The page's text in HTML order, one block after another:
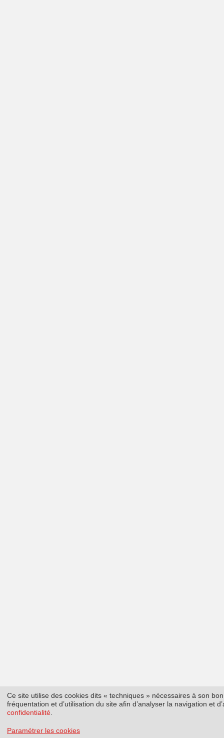
Ce site utilise des cookies dits « techniques » nécessaires à son
fréquentation et d’utilisation du site afin d’analyser la navigation et
confidentialité
Paramétrer les cookies